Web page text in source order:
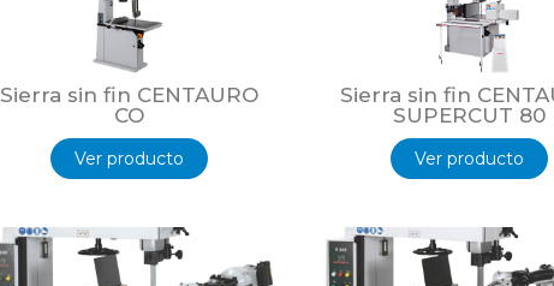
Sierra sin fin CENTAURO
CO
Ver producto
Sierra sin fin
SUPERCUT 80
Ver producto